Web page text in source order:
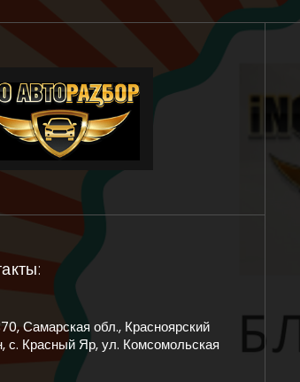
Самарская обл., Красноярский
с. Красный Яр, ул. Комсомольская